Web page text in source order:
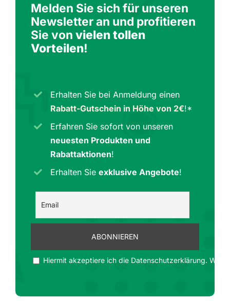
Melden Sie sich für unseren
Newsletter an und profitieren
Sie von vielen tollen
Vorteilen!
Erhalten Sie bei Anmeldung einen
Rabatt-Gutschein in Höhe von 2€!*
Erfahren Sie sofort von unseren
neuesten Produkten und
Rabattaktionen!
Erhalten Sieexklusive Angebote!
Hiermit akzeptiere ich die Datenschutzerklärung. Wir